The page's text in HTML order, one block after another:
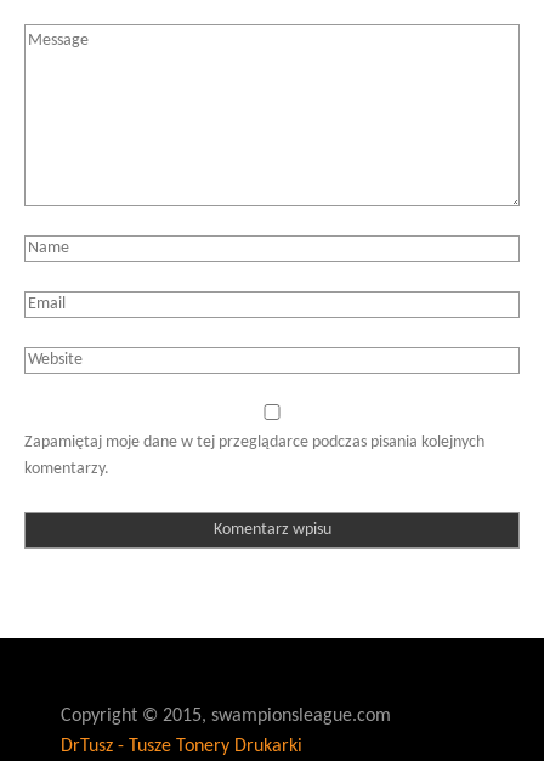
Zapamiętaj moje dane w tej przeglądarce podczas pisania kolejnych
komentarzy.
Copyright © 2015, swampionsleague.com
DrTusz - Tusze Tonery Drukarki